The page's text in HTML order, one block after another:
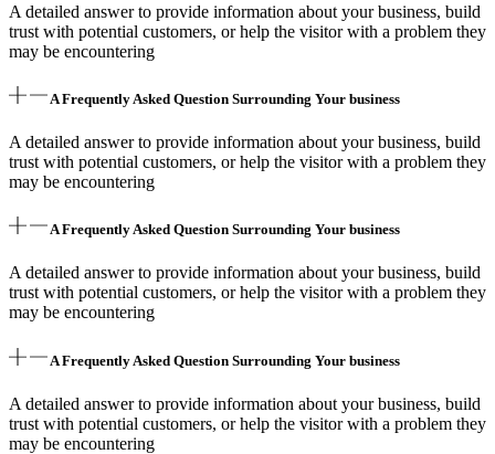
A detailed answer to provide information about your business, build
trust with potential customers, or help the visitor with a problem they
may be encountering
A Frequently Asked Question Surrounding Your business
A detailed answer to provide information about your business, build
trust with potential customers, or help the visitor with a problem they
may be encountering
A Frequently Asked Question Surrounding Your business
A detailed answer to provide information about your business, build
trust with potential customers, or help the visitor with a problem they
may be encountering
A Frequently Asked Question Surrounding Your business
A detailed answer to provide information about your business, build
trust with potential customers, or help the visitor with a problem they
may be encountering